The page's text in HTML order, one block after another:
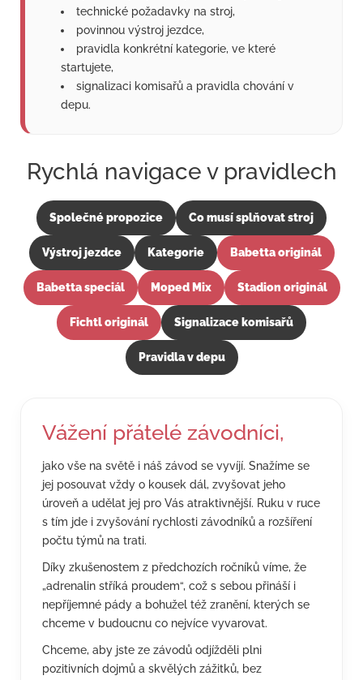
technické požadavky na stroj,
povinnou výstroj jezdce,
pravidla konkrétní kategorie, ve které
startujete,
signalizaci komisařů a pravidla chování v
depu.
Rychlá navigace v pravidlech
Společné propozice Co musí splňovat stroj
Výstroj jezdce Kategorie Babetta originál
Babetta speciál Moped Mix Stadion originál
Fichtl originál Signalizace komisařů
Pravidla v depu
Vážení přátelé závodníci,
jako vše na světě i náš závod se vyvíjí. Snažíme se
jej posouvat vždy o kousek dál, zvyšovat jeho
úroveň a udělat jej pro Vás atraktivnější. Ruku v ruce
s tím jde i zvyšování rychlosti závodníků a rozšíření
počtu týmů na trati.
Díky zkušenostem z předchozích ročníků víme, že
„adrenalin stříká proudem“, což s sebou přináší i
nepříjemné pády a bohužel též zranění, kterých se
chceme v budoucnu co nejvíce vyvarovat.
Chceme, aby jste ze závodů odjížděli plni
pozitivních dojmů a skvělých zážitků, bez